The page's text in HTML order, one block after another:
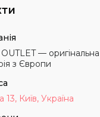
— оригінальна
з Європи
13, Київ, Україна